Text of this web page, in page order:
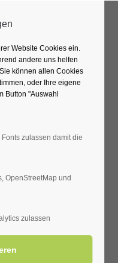
den
Sie, wie der positive
werden kann.
2,00 €,
Website Cookies ein.
andere uns helfen
können allen Cookies
oder Ihre eigene
Button "Auswahl
zulassen damit die
OpenStreetMap und
zulassen